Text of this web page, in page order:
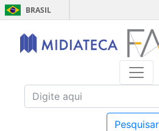
BRASIL
Pesquisar